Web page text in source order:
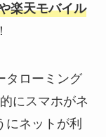
楽天モバイル
タローミング
にスマホがネ
にネットが利